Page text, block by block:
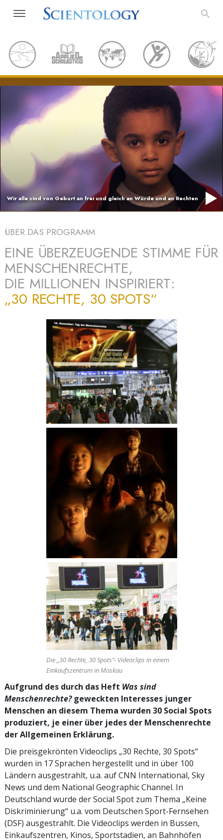
Wir alle sind von Geburt an frei und gleich an Würde und an Rechten
ÜBER DAS PROGRAMM
EINE ÜBERZEUGENDE STIMME FÜR
MENSCHENRECHTE,
DIE MILLIONEN INSPIRIERT:
„30 RECHTE, 30 SPOTS“
Die „30 Rechte, 30 Spots“- Videoclips in einem
Einkaufszentrum in Moskau
Aufgrund des durch das Heft Was sind
Menschenrechte?geweckten Interesses junger
Menschen an diesem Thema wurden 30 Social Spots
produziert, je einer über jedes der Menschenrechte
der Allgemeinen Erklärung.
Die preisgekrönten Videoclips „30 Rechte, 30 Spots“
wurden in 17 Sprachen hergestellt und in über 100
Ländern ausgestrahlt, u.a. auf CNN International, Sky
News und dem National Geographic Channel. In
Deutschland wurde der Social Spot zum Thema „Keine
Diskriminierung“ u.a. vom Deutschen Sport-Fernsehen
(DSF) ausgestrahlt. Die Videoclips werden in Bussen,
Einkaufszentren, Kinos, Sportstadien, an Bahnhöfen